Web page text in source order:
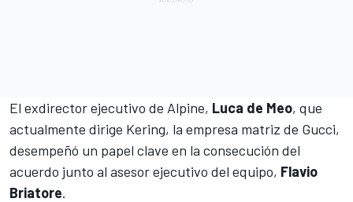
El exdirector ejecutivo de Alpine, Luca de Meo, que
actualmente dirige Kering, la empresa matriz de Gucci,
desempeñó un papel clave en la consecución del
acuerdo junto al asesor ejecutivo del equipo, Flavio
Briatore.